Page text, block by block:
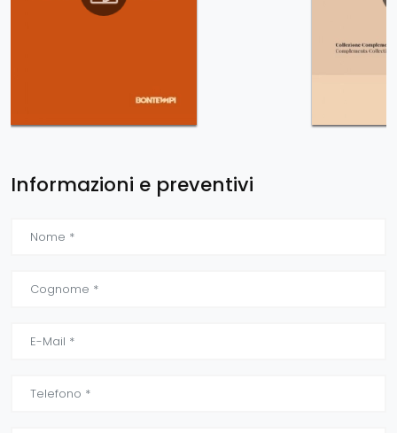
Informazioni e preventivi